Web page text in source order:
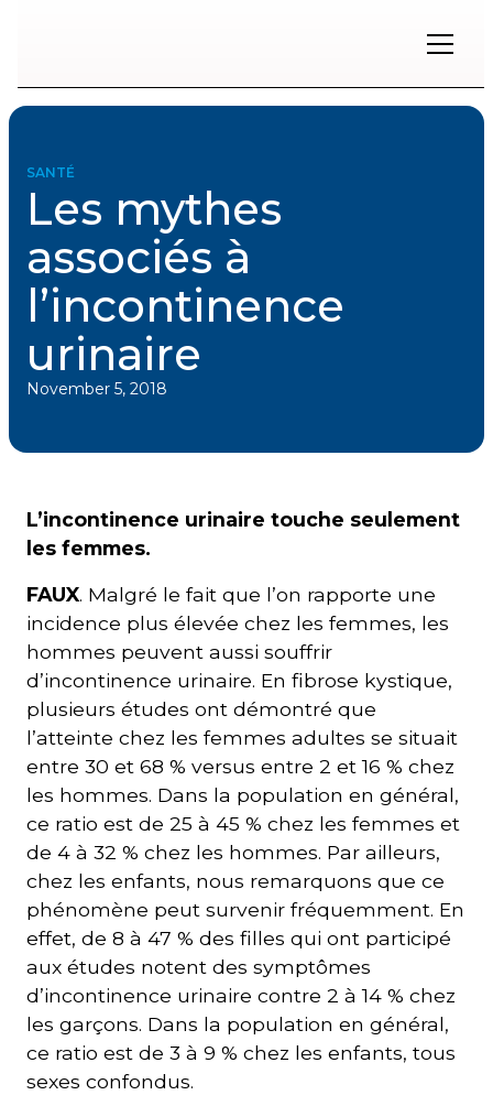
SANTÉ
Les mythes
associés à
l’incontinence
urinaire
November 5, 2018
L’incontinence urinaire touche seulement
les femmes.
FAUX. Malgré le fait que l’on rapporte une
incidence plus élevée chez les femmes, les
hommes peuvent aussi souffrir
d’incontinence urinaire. En fibrose kystique,
plusieurs études ont démontré que
l’atteinte chez les femmes adultes se situait
entre 30 et 68 % versus entre 2 et 16 % chez
les hommes. Dans la population en général,
ce ratio est de 25 à 45 % chez les femmes et
de 4 à 32 % chez les hommes. Par ailleurs,
chez les enfants, nous remarquons que ce
phénomène peut survenir fréquemment. En
effet, de 8 à 47 % des filles qui ont participé
aux études notent des symptômes
d’incontinence urinaire contre 2 à 14 % chez
les garçons. Dans la population en général,
ce ratio est de 3 à 9 % chez les enfants, tous
sexes confondus.
Restons
en
contact
Inscrivez-
vous
à
notre
infolettre
à
l'affût
des
Courriel
Lien
la
*